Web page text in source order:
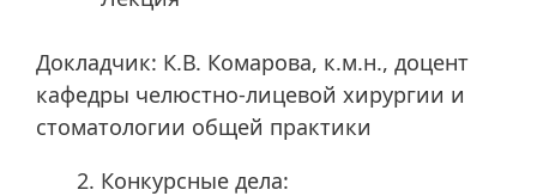
Докладчик: К.В. Комарова, к.м.н., доцент
кафедры челюстно-лицевой хирургии и
стоматологии общей практики
Конкурсные дела: